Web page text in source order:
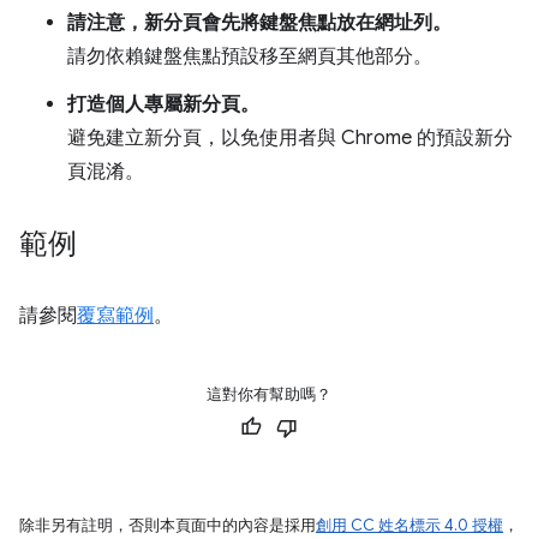
請注意，新分頁會先將鍵盤焦點放在網址列。
請勿依賴鍵盤焦點預設移至網頁其他部分。
打造個人專屬新分頁。
避免建立新分頁，以免使用者與 Chrome 的預設新分
頁混淆。
範例
請參閱覆寫範例。
這對你有幫助嗎？
除非另有註明，否則本頁面中的內容是採用創用 CC 姓名標示 4.0 授權 ，